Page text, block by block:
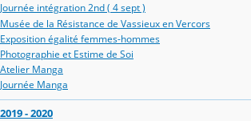
Journée intégration 2nd ( 4 sept )
Musée de la Résistance de Vassieux en Vercors
Exposition égalité femmes-hommes
Photographie et Estime de Soi
Atelier Manga
Journée Manga
2019 - 2020